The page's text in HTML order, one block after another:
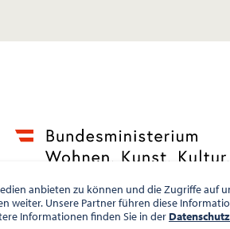
anbieten zu können und die Zugriffe auf
weiter. Unsere Partner führen diese
Informationen finden Sie in der